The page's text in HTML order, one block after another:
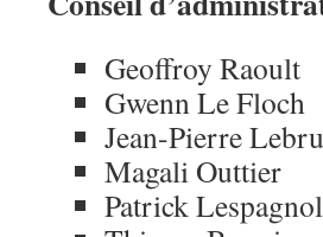
Geoffroy Raoult
Gwenn Le Floch
Jean-Pierre
Magali Outtier
Patrick Lespagnol